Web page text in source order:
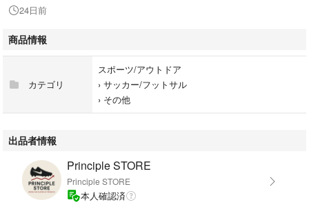
24日前
商品情報
カテゴリ
スポーツ/アウトドア
› サッカー/フットサル
› その他
出品者情報
Principle STORE
Principle STORE
本人確認済